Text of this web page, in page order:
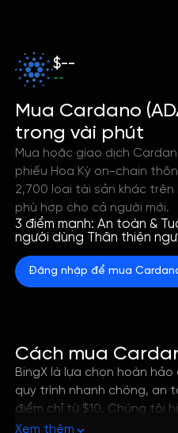
$--
--
Mua Cardano
trong vài phút
Mua hoặc giao dịch
phiếu Hoa Kỳ on-chain
2,700 loại tài sản khác trên
phù hợp cho cả người mới.
3 điểm mạnh: An toàn &
người dùng Thân thiện
Đăng nhập để mua
Cách mua
BingX là lựa chọn hoàn
quy trình nhanh chóng, an
điểm chỉ từ $10. Chúng tôi
crypto và nhiều phương
Xem thêm